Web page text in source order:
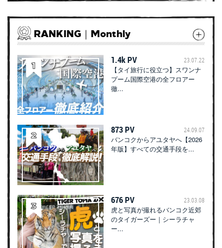
RANKING｜Monthly
1.4k PV 23.07.22
【タイ旅行に役立つ】スワンナ
プーム国際空港の全フロアー
徹...
873 PV 24.09.07
バンコクからアユタヤへ【2026
年版】すべての交通手段を...
676 PV 23.03.08
虎と写真が撮れるバンコク近郊
のタイガーズー｜シーラチャ
ー...